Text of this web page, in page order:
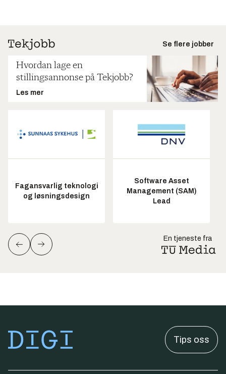
Se flere jobber
Hvordan lage en
stillingsannonse på Tekjobb?
Les mer
Fagansvarlig teknologi
og løsningsdesign
Software Asset
Management (SAM)
Lead
En tjeneste fra
Tips oss